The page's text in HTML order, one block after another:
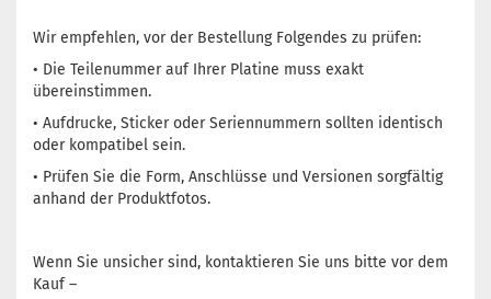
Wir empfehlen, vor der Bestellung Folgendes zu prüfen:
• Die Teilenummer auf Ihrer Platine muss exakt
übereinstimmen.
• Aufdrucke, Sticker oder Seriennummern sollten identisch
oder kompatibel sein.
• Prüfen Sie die Form, Anschlüsse und Versionen sorgfältig
anhand der Produktfotos.
Wenn Sie unsicher sind, kontaktieren Sie uns bitte vor dem
Kauf –